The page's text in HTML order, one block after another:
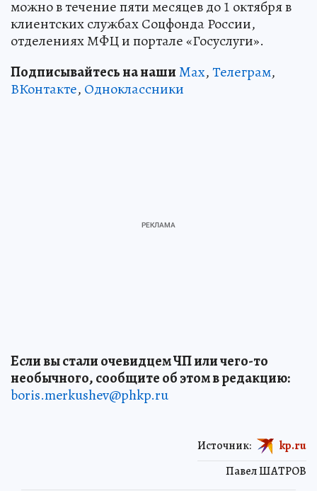
можно в течение пяти месяцев до 1 октября в
клиентских службах Соцфонда России,
отделениях МФЦ и портале «Госуслуги».
Подписывайтесь на нашиMax,Телеграм,
ВКонтакте, Одноклассники
Если вы стали очевидцем ЧП или чего-то
необычного, сообщите об этом в редакцию:
boris.merkushev@phkp.ru
Павел ШАТРОВ
Источник: kp.ru